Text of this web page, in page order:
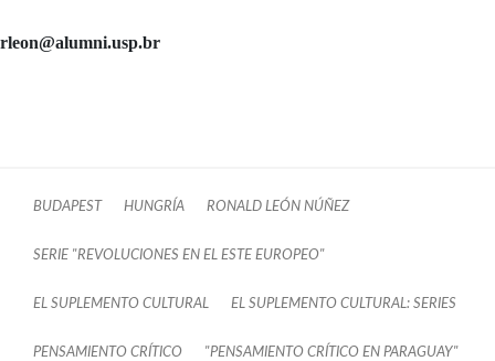
rleon@alumni.usp.br
BUDAPEST HUNGRÍA RONALD LEÓN NÚÑEZ
SERIE "REVOLUCIONES EN EL ESTE EUROPEO"
EL SUPLEMENTO CULTURAL EL SUPLEMENTO CULTURAL: SERIES
PENSAMIENTO CRÍTICO "PENSAMIENTO CRÍTICO EN PARAGUAY"